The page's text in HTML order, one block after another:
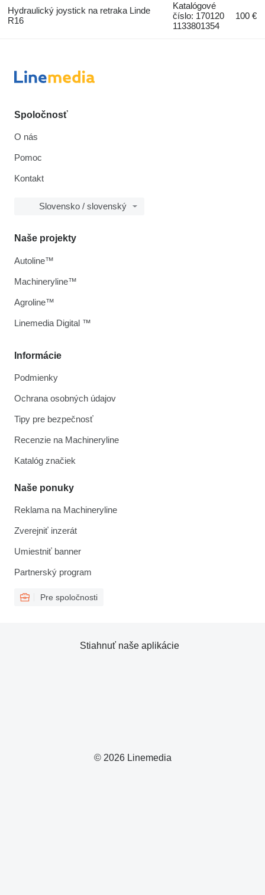
Hydraulický joystick na retraka Linde
R16
Katalógové
číslo: 170120
1133801354
100 €
Spoločnosť
O nás
Pomoc
Kontakt
Slovensko / slovenský
Informácie
Podmienky
Ochrana osobných údajov
Tipy pre bezpečnosť
Recenzie na Machineryline
Katalóg značiek
Naše ponuky
Reklama na Machineryline
Zverejniť inzerát
Umiestniť banner
Partnerský program
Pre spoločnosti
Naše projekty
Autoline™
Machineryline™
Agroline™
Linemedia Digital ™
© 2026 Linemedia
Stiahnuť naše aplikácie